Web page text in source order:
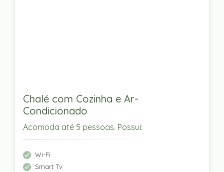
Chalé com Cozinha e Ar-
Condicionado
Acomoda até 5 pessoas. Possui:
Wi-Fi
Smart Tv